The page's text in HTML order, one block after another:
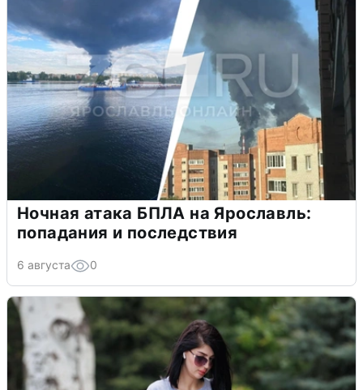
Ночная атака БПЛА на Ярославль:
попадания и последствия
6 августа 0